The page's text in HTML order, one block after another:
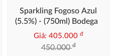
Sparkling Fogoso Azul
(5.5%) - (750ml) Bodegas
Verduguez
Giá: 405.000 đ
450.000đ